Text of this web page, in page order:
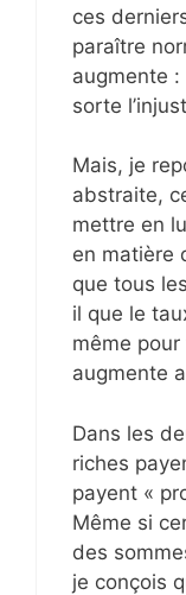
ces
paraître
augmente :
sorte
Mais, je
abstraite,
mettre en
en matière
que tous
il que le
même pour
augmente
Dans les
riches
payent «
Même si
des
je conçois